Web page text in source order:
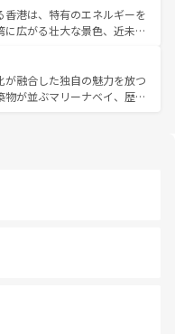
を訪れてもあたたかい人々
きっと忘れられない旅にな
プーケットやクラビの美し
むことができる。タイ料理
どの季節にも異なる楽しみ
イの人々、仏教を中心とし
が、訪れる旅人を魅了し続
港は、特有のエネルギーを
広がる壮大な景色、近未来
ず。観光スポットが密集し
れるのも魅力。息をのむよ
、香港を存分に楽しみ尽く
融合した独自の魅力を放つ
が並ぶマリーナベイ、歴史
楽しめる外せないスポット